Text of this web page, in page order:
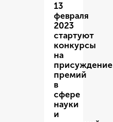
13
февраля
2023
стартуют
конкурсы
на
присуждение
премий
в
сфере
науки
и